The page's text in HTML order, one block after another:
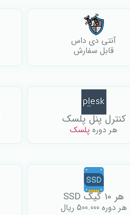
آنتی دی داس
قابل سفارش
کنترل پنل پلسک
هر دوره پلسک
هر 10 گیگ SSD
هر دوره 500.000 ریال